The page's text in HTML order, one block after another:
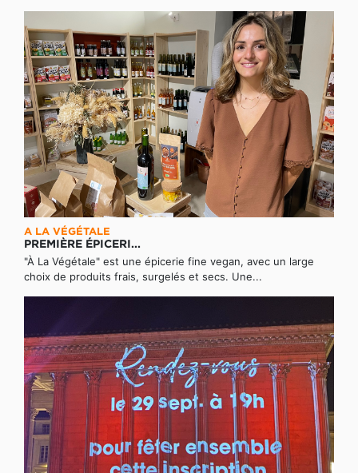
A LA VÉGÉTALE
PREMIÈRE ÉPICERI...
"À La Végétale" est une épicerie fine vegan, avec un large
choix de produits frais, surgelés et secs. Une...